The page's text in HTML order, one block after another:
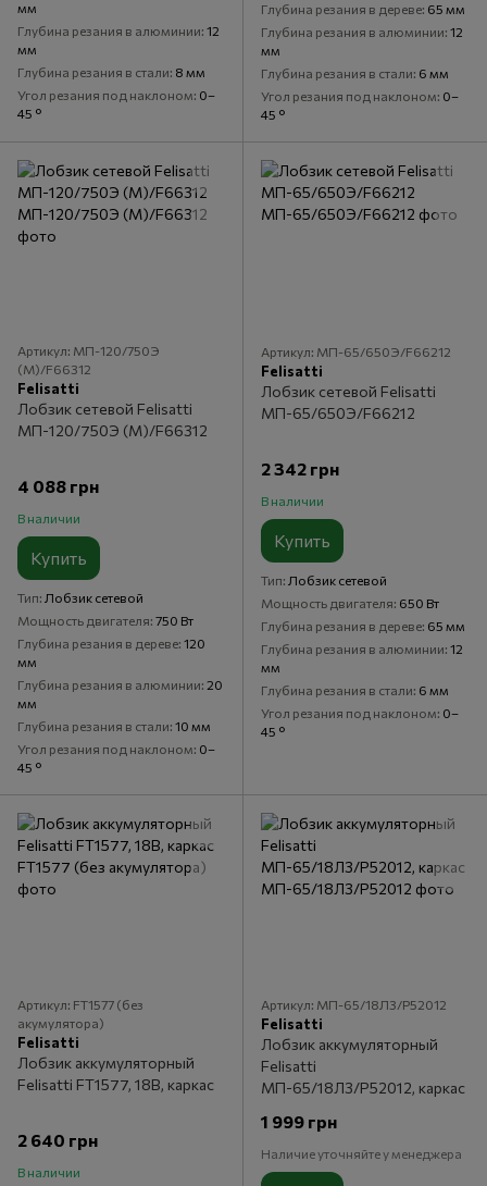
мм
Глубина резания в алюминии 12
мм
Глубина резания в стали 8 мм
Угол резания под наклоном 0–
45 °
Глубина резания в дереве 65 мм
Глубина резания в алюминии 12
мм
Глубина резания в стали 6 мм
Угол резания под наклоном 0–
45 °
Артикул: МП-120/750Э
(М)/F66312
Felisatti
Лобзик сетевой Felisatti
МП-120/750Э (М)/F66312
4 088 грн
В наличии
Купить
Тип Лобзик сетевой
Мощность двигателя 750 Вт
Глубина резания в дереве 120
мм
Глубина резания в алюминии 20
мм
Глубина резания в стали 10 мм
Угол резания под наклоном 0–
45 °
Артикул: МП-65/650Э/F66212
Felisatti
Лобзик сетевой Felisatti
МП-65/650Э/F66212
2 342 грн
В наличии
Купить
Тип Лобзик сетевой
Мощность двигателя 650 Вт
Глубина резания в дереве 65 мм
Глубина резания в алюминии 12
мм
Глубина резания в стали 6 мм
Угол резания под наклоном 0–
45 °
Артикул: FT1577 (без
акумулятора)
Felisatti
Лобзик аккумуляторный
Felisatti FT1577, 18В, каркас
2 640 грн
В наличии
Артикул: МП-65/18Л3/P52012
Felisatti
Лобзик аккумуляторный
Felisatti
МП-65/18Л3/P52012, каркас
1 999 грн
Наличие уточняйте у менеджера